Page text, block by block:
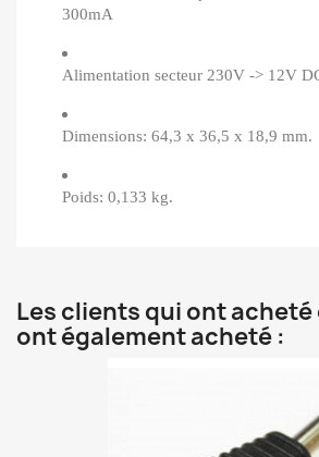
300mA
Alimentation secteur 230V -> 12V
Dimensions: 64,3 x 36,5 x 18,9 mm.
Poids: 0,133 kg.
Les clients qui ont
ont également acheté :